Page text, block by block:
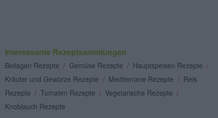
Interessante Rezeptsammlungen
Beilagen Rezepte / Gemüse Rezepte / Hauptspeisen Rezepte /
Kräuter und Gewürze Rezepte / Mediterrane Rezepte / Reis
Rezepte / Tomaten Rezepte / Vegetarische Rezepte /
Knoblauch Rezepte